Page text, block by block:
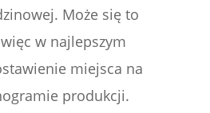
Może się to
w najlepszym
miejsca na
produkcji.